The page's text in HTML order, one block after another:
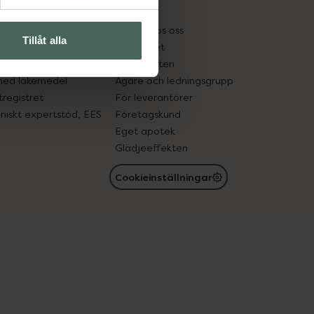
Tillåt alla
in gammal medicin
läkemedel
expertstöd, EES
Pressrum
Jobba hos oss
Hållbarhet
Samarbeten
Ägare och ledningsgrupp
För leverantörer
Företagskund
Eget apotek
Glädjeeffekten
Cookieinställningar